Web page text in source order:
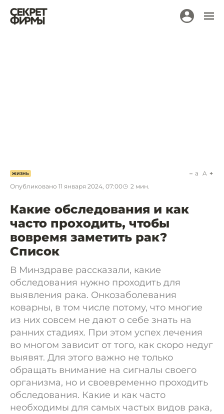
ЖИЗНЬ
Опубликовано 11 января 2024, 07:00 2 мин.
a A
Какие обследования и как
часто проходить, чтобы
вовремя заметить рак?
Список
В Минздраве рассказали, какие
обследования нужно проходить для
выявления рака. Онкозаболевания
коварны, в том числе потому, что многие
из них совсем не дают о себе знать на
ранних стадиях. При этом успех лечения
во многом зависит от того, как скоро недуг
выявят. Для этого важно не только
обращать внимание на сигналы своего
организма, но и своевременно проходить
обследования. Какие и как часто
необходимы для самых частых видов рака,